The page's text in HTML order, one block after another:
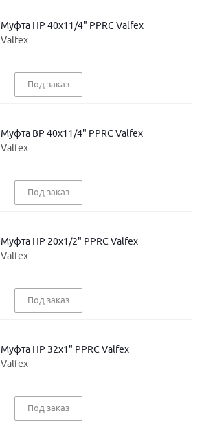
Муфта НР 40х11/4" PPRC Valfex
Valfex
Под заказ
Муфта ВР 40х11/4" PPRC Valfex
Valfex
Под заказ
Муфта НР 20х1/2" PPRC Valfex
Valfex
Под заказ
Муфта НР 32х1" PPRC Valfex
Valfex
Под заказ